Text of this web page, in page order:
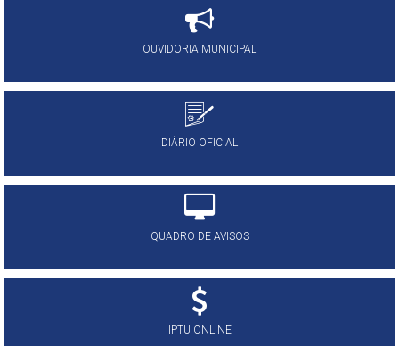
OUVIDORIA MUNICIPAL
DIÁRIO OFICIAL
QUADRO DE AVISOS
IPTU ONLINE